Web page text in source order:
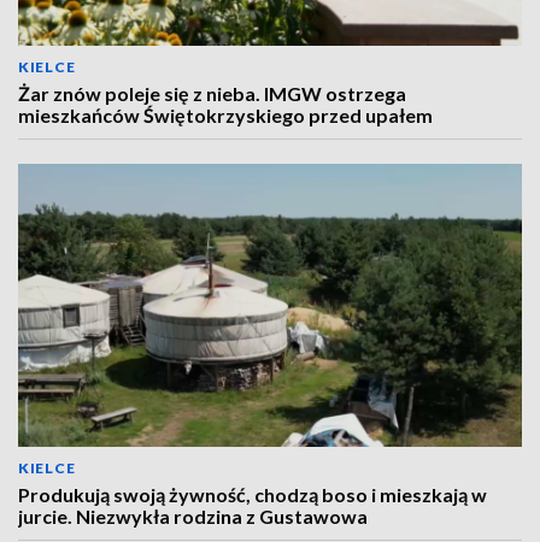
KIELCE
Żar znów poleje się z nieba. IMGW ostrzega
mieszkańców Świętokrzyskiego przed upałem
KIELCE
Produkują swoją żywność, chodzą boso i mieszkają w
jurcie. Niezwykła rodzina z Gustawowa